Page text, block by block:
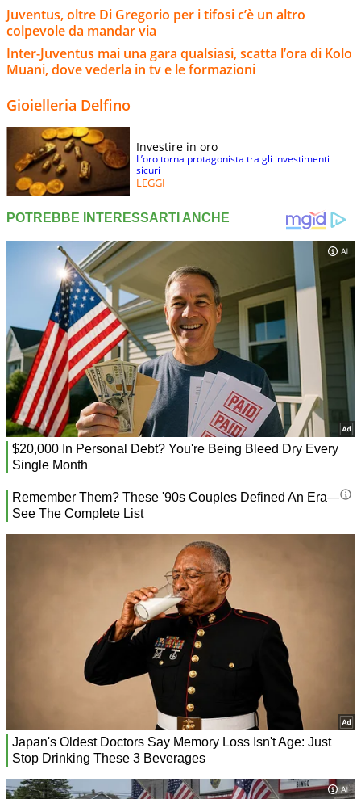
Juventus, oltre Di Gregorio per i tifosi c’è un altro
colpevole da mandar via
Inter-Juventus mai una gara qualsiasi, scatta l’ora di Kolo
Muani, dove vederla in tv e le formazioni
Gioielleria Delfino
Investire in oro
L’oro torna protagonista tra gli investimenti
sicuri
LEGGI